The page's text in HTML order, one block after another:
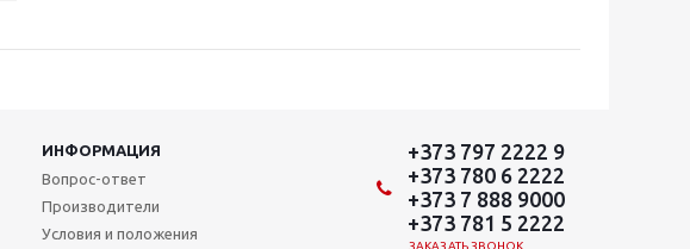
ИНФОРМАЦИЯ
Вопрос-ответ
Производители
Условия и положения
+373 797 2222 9
+373 780 6 2222
+373 7 888 9000
+373 781 5 2222
ЗАКАЗАТЬ ЗВОНОК